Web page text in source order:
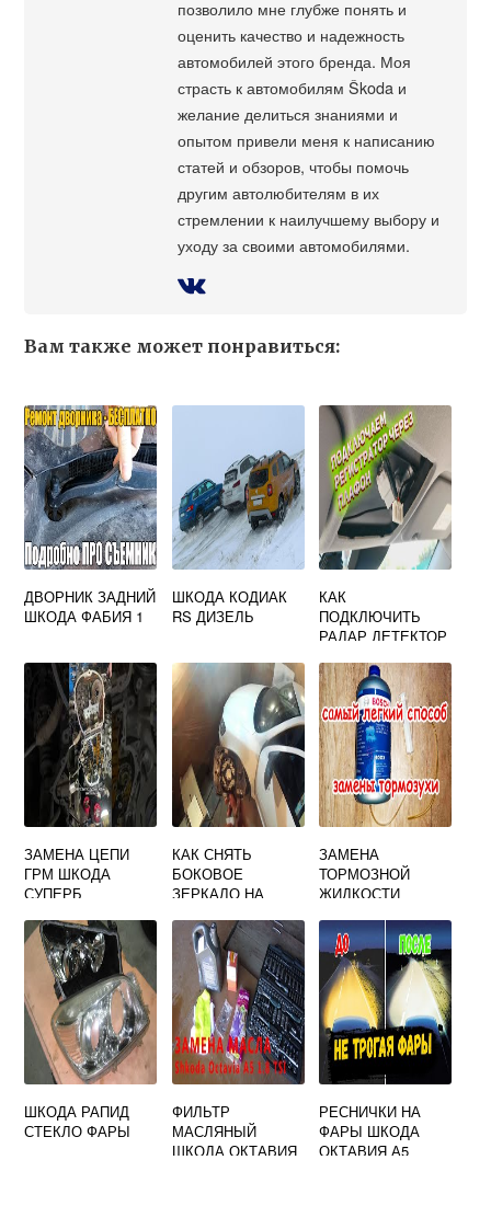
позволило мне глубже понять и
оценить качество и надежность
автомобилей этого бренда. Моя
страсть к автомобилям Škoda и
желание делиться знаниями и
опытом привели меня к написанию
статей и обзоров, чтобы помочь
другим автолюбителям в их
стремлении к наилучшему выбору и
уходу за своими автомобилями.
Вам также может понравиться:
ДВОРНИК ЗАДНИЙ
ШКОДА ФАБИЯ 1
ШКОДА КОДИАК
RS ДИЗЕЛЬ
КАК
ПОДКЛЮЧИТЬ
РАДАР ДЕТЕКТОР
ПРИКУРИВАТЕЛЯ
НА ШКОДЕ А8
ЗАМЕНА ЦЕПИ
ГРМ ШКОДА
СУПЕРБ
КАК СНЯТЬ
БОКОВОЕ
ЗЕРКАЛО НА
ЗАМЕНА
ТОРМОЗНОЙ
ЖИДКОСТИ
А5
ШКОДА РАПИД
СТЕКЛО ФАРЫ
ФИЛЬТР
МАСЛЯНЫЙ
ШКОДА ОКТАВИЯ
РЕСНИЧКИ НА
ФАРЫ ШКОДА
ОКТАВИЯ А5